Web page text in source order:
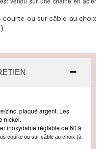
ou sur câble au choix
zinc, plaqué argent. Les
nickel.
inoxydable réglable de 60 à
courte ou sur câble au choix (à